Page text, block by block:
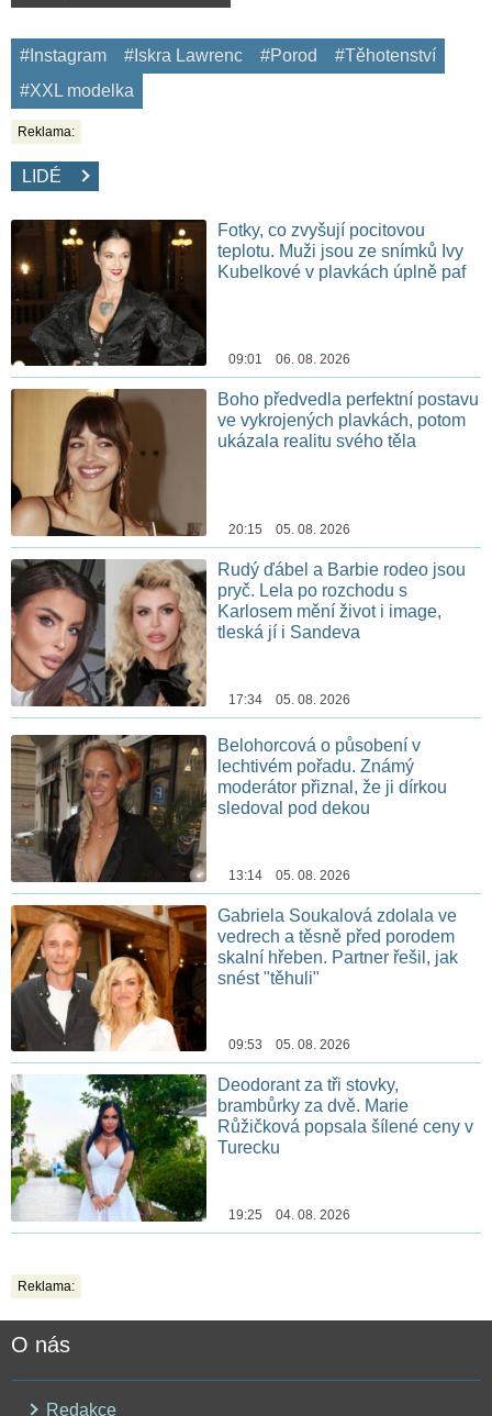
#Instagram #Iskra Lawrenc #Porod
#Těhotenství
#XXL modelka
Reklama:
LIDÉ
Fotky, co zvyšují pocitovou
teplotu. Muži jsou ze snímků Ivy
Kubelkové v plavkách úplně paf
09:01 06. 08. 2026
Boho předvedla perfektní postavu
ve vykrojených plavkách, potom
ukázala realitu svého těla
20:15 05. 08. 2026
Rudý ďábel a Barbie rodeo jsou
pryč. Lela po rozchodu s
Karlosem mění život i image,
tleská jí i Sandeva
17:34 05. 08. 2026
Belohorcová o působení v
lechtivém pořadu. Známý
moderátor přiznal, že ji dírkou
sledoval pod dekou
13:14 05. 08. 2026
Gabriela Soukalová zdolala ve
vedrech a těsně před porodem
skalní hřeben. Partner řešil, jak
snést "těhuli"
09:53 05. 08. 2026
Deodorant za tři stovky,
brambůrky za dvě. Marie
Růžičková popsala šílené ceny v
Turecku
19:25 04. 08. 2026
Reklama:
O nás
Redakce